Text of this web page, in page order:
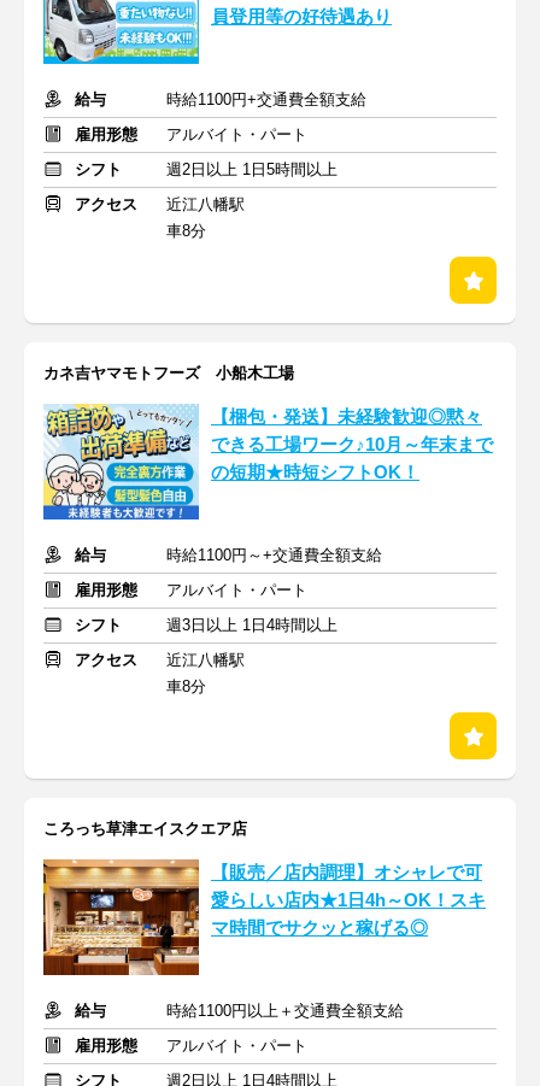
員登用等の好待遇あり
給与
時給1100円+交通費全額支給
雇用形態
アルバイト・パート
シフト
週2日以上 1日5時間以上
アクセス
近江八幡駅
車8分
カネ吉ヤマモトフーズ 小船木工場
【梱包・発送】未経験歓迎◎黙々
できる工場ワーク♪10月～年末まで
の短期★時短シフトOK！
給与
時給1100円～+交通費全額支給
雇用形態
アルバイト・パート
シフト
週3日以上 1日4時間以上
アクセス
近江八幡駅
車8分
ころっち草津エイスクエア店
【販売／店内調理】オシャレで可
愛らしい店内★1日4h～OK！スキ
マ時間でサクッと稼げる◎
給与
時給1100円以上＋交通費全額支給
雇用形態
アルバイト・パート
シフト
週2日以上 1日4時間以上